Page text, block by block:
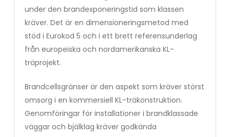
under den brandexponeringstid som klassen
kräver. Det är en dimensioneringsmetod med
stöd i Eurokod 5 och i ett brett referensunderlag
från europeiska och nordamerikanska KL-
träprojekt.
Brandcellsgränser är den aspekt som kräver störst
omsorg i en kommersiell KL-träkonstruktion.
Genomföringar för installationer i brandklassade
väggar och bjälklag kräver godkända